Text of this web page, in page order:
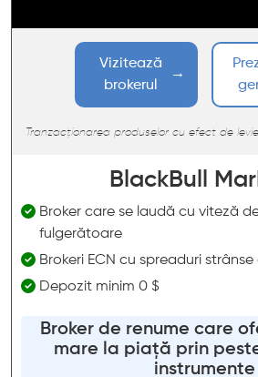
Vizitează
brokerul
Tranzacționarea produselor cu efect de
BlackBull
Broker care se laudă cu viteză
fulgerătoare
Brokeri ECN cu spreaduri
Depozit minim 0 $
Broker de renume care
mare la piață prin
instrumente